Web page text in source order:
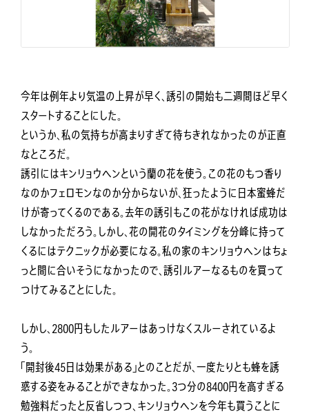
今年は例年より気温の上昇が早く、誘引の開始も二週間ほど早く
スタートすることにした。
というか、私の気持ちが高まりすぎて待ちきれなかったのが正直
なところだ。
誘引にはキンリョウヘンという蘭の花を使う。この花のもつ香り
なのかフェロモンなのか分からないが、狂ったように日本蜜蜂だ
けが寄ってくるのである。去年の誘引もこの花がなければ成功は
しなかっただろう。しかし、花の開花のタイミングを分峰に持って
くるにはテクニックが必要になる。私の家のキンリョウヘンはちょ
っと間に合いそうになかったので、誘引ルアーなるものを買って
つけてみることにした。
しかし、2800円もしたルアーはあっけなくスルーされているよ
う。
「開封後45日は効果がある」とのことだが、一度たりとも蜂を誘
惑する姿をみることができなかった。3つ分の8400円を高すぎる
勉強料だったと反省しつつ、キンリョウヘンを今年も買うことに